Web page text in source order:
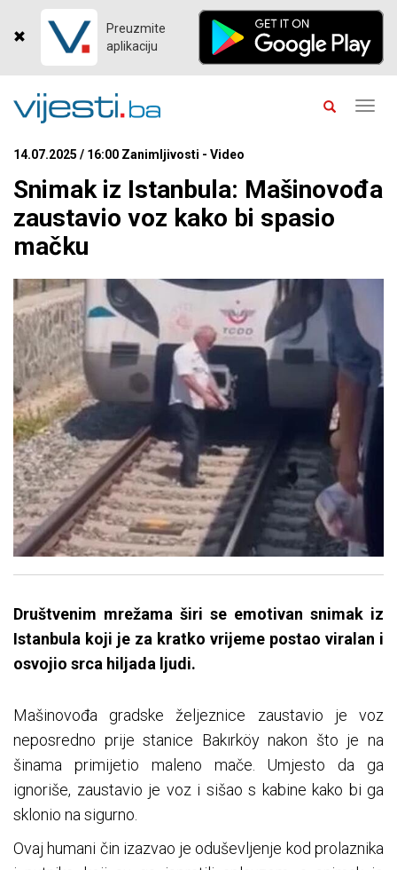
Preuzmite
aplikaciju
14.07.2025 / 16:00 Zanimljivosti - Video
Snimak iz Istanbula: Mašinovođa
zaustavio voz kako bi spasio
mačku
Društvenim mrežama širi se emotivan snimak iz
Istanbula koji je za kratko vrijeme postao viralan i
osvojio srca hiljada ljudi.
Mašinovođa gradske željeznice zaustavio je voz
neposredno prije stanice Bakırköy nakon što je na
šinama primijetio maleno mače. Umjesto da ga
ignoriše, zaustavio je voz i sišao s kabine kako bi ga
sklonio na sigurno.
Ovaj humani čin izazvao je oduševljenje kod prolaznika